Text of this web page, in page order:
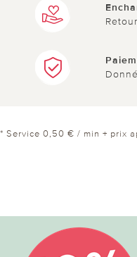
* Service 0,50 € / min + prix